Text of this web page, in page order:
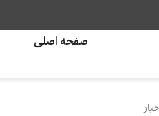
صفحه اصلی